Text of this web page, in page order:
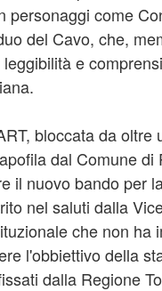
personaggi come
del Cavo, che,
e
bloccata da oltre
dal Comune
il nuovo bando per
nel saluti dalla
che non ha
l'obbiettivo della
dalla Regione